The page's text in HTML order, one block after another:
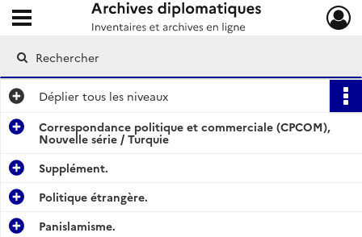
Archives diplomatiques
Ouvrir le menu déroulant
Déplier tous les niveaux
Correspondance politique et commerciale (CPCOM),
Nouvelle série / Turquie
Supplément.
Politique étrangère.
Panislamisme.